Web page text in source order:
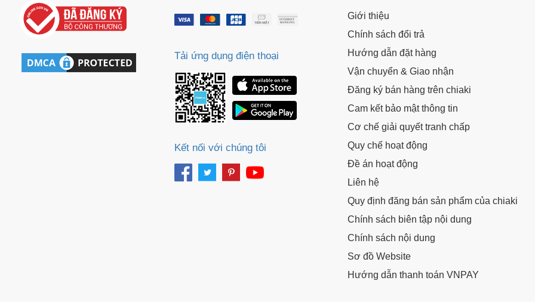
Tải ứng dụng điện thoại
Kết nối với chúng tôi
Giới thiệu
Chính sách đổi trả
Hướng dẫn đặt hàng
Vận chuyển & Giao nhận
Đăng ký bán hàng trên chiaki
Cam kết bảo mật thông tin
Cơ chế giải quyết tranh chấp
Quy chế hoạt động
Đề án hoạt động
Liên hệ
Quy định đăng bán sản phẩm của chiaki
Chính sách biên tập nội dung
Chính sách nội dung
Sơ đồ Website
Hướng dẫn thanh toán VNPAY